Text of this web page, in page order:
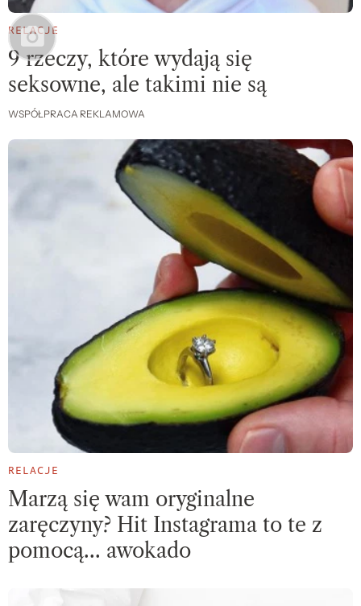
RELACJE
9 rzeczy, które wydają się
seksowne, ale takimi nie są
WSPÓŁPRACA REKLAMOWA
RELACJE
Marzą się wam oryginalne
zaręczyny? Hit Instagrama to te z
pomocą… awokado